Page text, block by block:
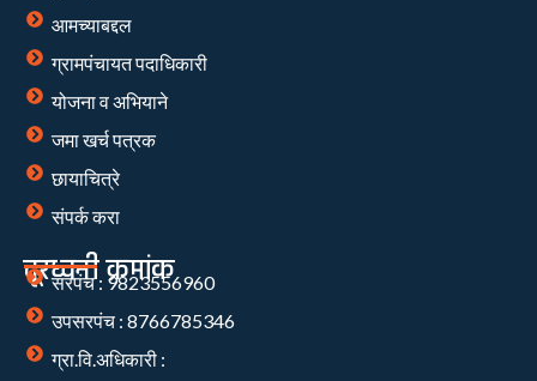
आमच्याबद्दल
ग्रामपंचायत पदाधिकारी
योजना व अभियाने
जमा खर्च पत्रक
छायाचित्रे
संपर्क करा
दूरध्वनी क्रमांक
सरपंच : 9823556960
उपसरपंच : 8766785346
ग्रा.वि.अधिकारी :